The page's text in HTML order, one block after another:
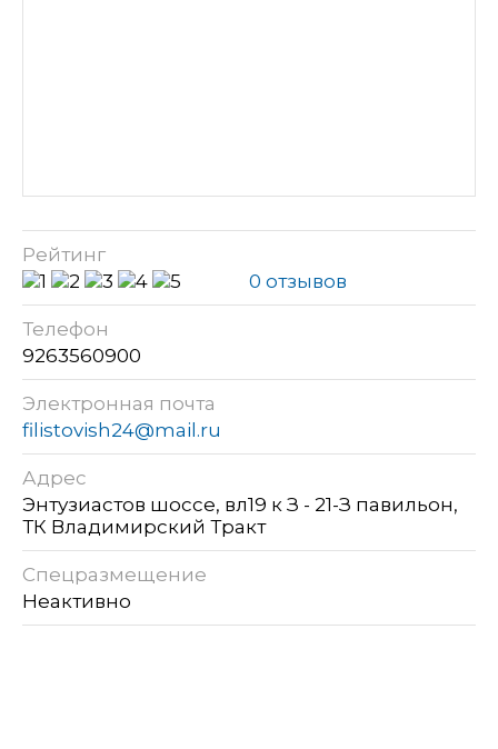
Рейтинг
0 отзывов
Телефон
9263560900
Электронная почта
filistovish24@mail.ru
Адрес
Энтузиастов шоссе, вл19 к З - 21-З павильон,
ТК Владимирский Тракт
Спецразмещение
Неактивно